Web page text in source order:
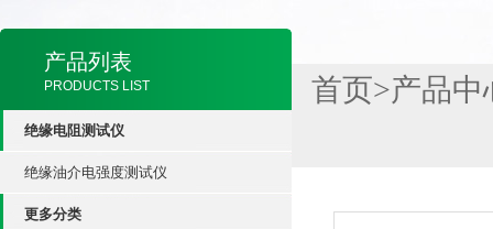
产品列表
PRODUCTS LIST
绝缘电阻测试仪
绝缘油介电强度测试仪
更多分类
首页>产品中